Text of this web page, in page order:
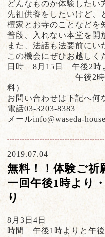
どんなものか体験したい
先祖供養をしたいけど、
檀家とお寺のことなどを
普段、入れない本堂を開
また、法話も法要前にい
この機会にぜひお越しく
日時 8月15日 午後2時
午後2時半より
料）
お問い合わせは下記へ何
電話03-3203-8383
メールinfo@waseda-
2019.07.04
無料！！体験ご
一回午後1時より
り
8月3日4日
時間 午後1時よりと午後